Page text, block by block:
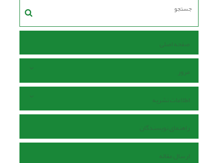
صفحه اصلی
مرور
اطلاعات نشریه
راهنمای نویسندگان
ارسال مقاله